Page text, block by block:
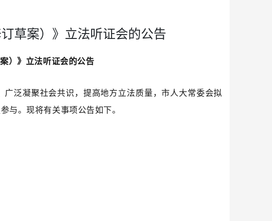
草案）》立法听证会的公告
）》立法听证会的公告
广泛凝聚社会共识，提高地方立法质量，市人大常委会拟
与。现将有关事项公告如下。